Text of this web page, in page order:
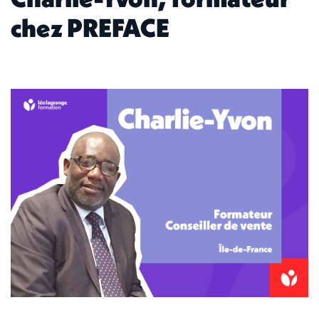
chez PREFACE